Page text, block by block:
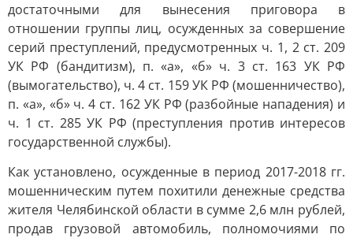
достаточными для вынесения приговора в
отношении группы лиц, осужденных за совершение
серий преступлений, предусмотренных ч. 1, 2 ст. 209
УК РФ (бандитизм), п. «а», «б» ч. 3 ст. 163 УК РФ
(вымогательство), ч. 4 ст. 159 УК РФ (мошенничество),
п. «а», «б» ч. 4 ст. 162 УК РФ (разбойные нападения) и
ч. 1 ст. 285 УК РФ (преступления против интересов
государственной службы).
Как установлено, осужденные в период 2017-2018 гг.
мошенническим путем похитили денежные средства
жителя Челябинской области в сумме 2,6 млн рублей,
продав грузовой автомобиль, полномочиями по